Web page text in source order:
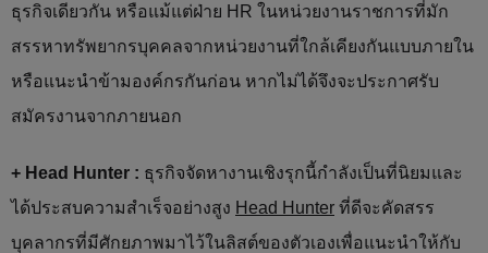
ธุรกิจเดียวกัน หรือแม้แต่ฝ่าย HR ในหน่วยงานราชการที่มัก
สรรหาทรัพยากรบุคคลจากหน่วยงานที่ใกล้เคียงกันแบบภายใน
หรือแนะนำข้ามองค์กรกันก่อน หากไม่ได้จึงจะประกาศรับ
สมัครงานจากภายนอก
+ Head Hunter : ธุรกิจจัดหางานเชิงรุกนี้กำลังเป็นที่นิยมและ
ได้ประสบความสำเร็จอย่างสูง Head Hunter ที่ดีจะคัดสรร
บุคลากรที่มีศักยภาพมาไว้ในลิสต์ของตัวเองเพื่อแนะนำให้กับ